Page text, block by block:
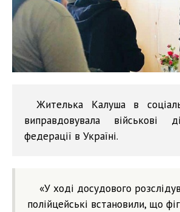
Жителька Калуша в
виправдовувала військові
федерації в Україні.
«У ході досудового
полійцейські встановили, що